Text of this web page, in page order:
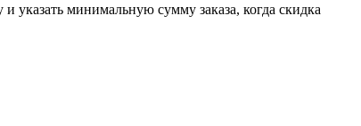
указать минимальную сумму заказа, когда скидка